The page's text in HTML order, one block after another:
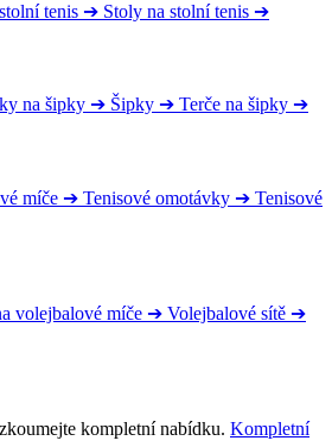
tenis ➔ Stoly na stolní tenis ➔
na šipky ➔ Šipky ➔ Terče na šipky ➔
míče ➔ Tenisové omotávky ➔ Tenisové
volejbalové míče ➔ Volejbalové sítě ➔
kompletní nabídku. Kompletní